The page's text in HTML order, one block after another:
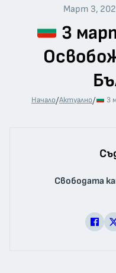
Март 3,
3
Начало/Актуално/ 3
Свободата